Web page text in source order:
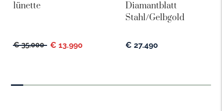
lünette
€ 35.000 € 13.990
Diamantblatt
Stahl/Gelbgold
€ 27.490